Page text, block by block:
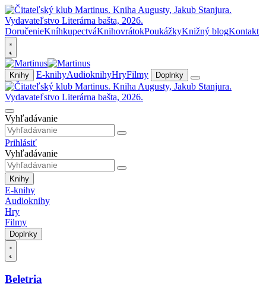
DoručenieKníhkupectváKnihovrátokPoukážkyKnižný blogKontakt
Knihy E-knihyAudioknihyHryFilmy Doplnky
Vyhľadávanie
Prihlásiť
Vyhľadávanie
Knihy
E-knihy
Audioknihy
Hry
Filmy
Doplnky
Beletria